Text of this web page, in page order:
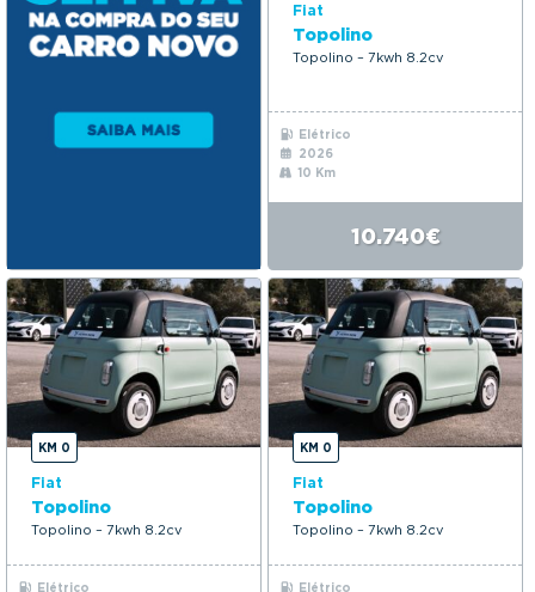
Fiat
Topolino
Topolino – 7kwh 8.2cv
Elétrico
2026
10 Km
10.740€
KM 0
Fiat
Topolino
Topolino – 7kwh 8.2cv
Elétrico
KM 0
Fiat
Topolino
Topolino – 7kwh 8.2cv
Elétrico